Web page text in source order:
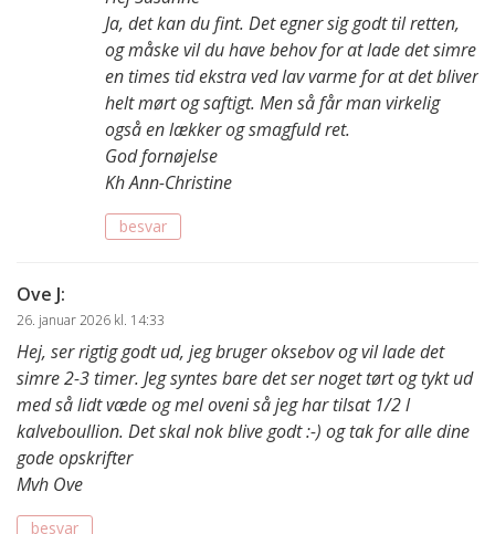
Ja, det kan du fint. Det egner sig godt til retten,
og måske vil du have behov for at lade det simre
en times tid ekstra ved lav varme for at det bliver
helt mørt og saftigt. Men så får man virkelig
også en lækker og smagfuld ret.
God fornøjelse
Kh Ann-Christine
besvar
Ove J:
26. januar 2026 kl. 14:33
Hej, ser rigtig godt ud, jeg bruger oksebov og vil lade det
simre 2-3 timer. Jeg syntes bare det ser noget tørt og tykt ud
med så lidt væde og mel oveni så jeg har tilsat 1/2 l
kalveboullion. Det skal nok blive godt :-) og tak for alle dine
gode opskrifter
Mvh Ove
besvar